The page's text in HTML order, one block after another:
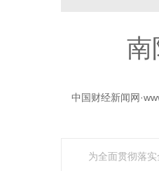
南
中国财经新闻网
为全面贯彻落